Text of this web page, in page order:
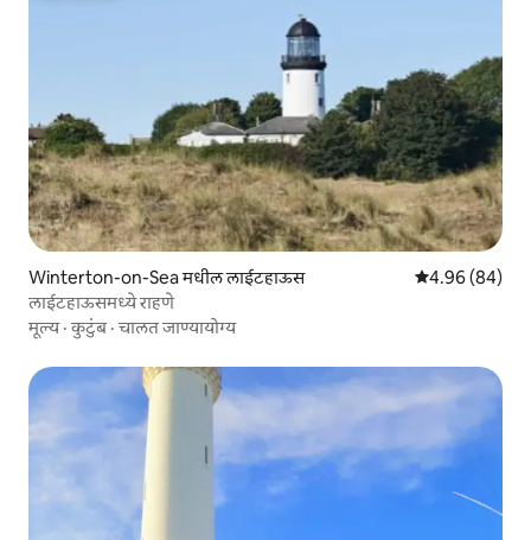
Winterton-on-Sea मधील लाईटहाऊस 5 पैकी 4.96
4.96 (84)
लाईटहाऊसमध्ये राहणे
मूल्य·कुटुंब·चालत जाण्यायोग्य